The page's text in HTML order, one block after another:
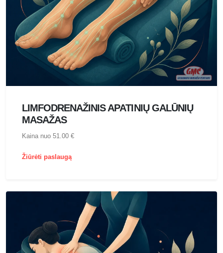
LIMFODRENAŽINIS APATINIŲ GALŪNIŲ
MASAŽAS
Kaina nuo 51.00 €
Žiūrėti paslaugą